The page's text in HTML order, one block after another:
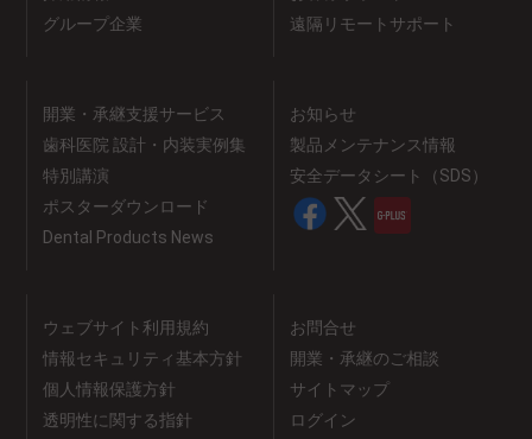
グループ企業
遠隔リモートサポート
開業・承継支援サービス
歯科医院 設計・内装実例集
特別講演
ポスターダウンロード
Dental Products News
お知らせ
製品メンテナンス情報
安全データシート（SDS）
ウェブサイト利用規約
情報セキュリティ基本方針
個人情報保護方針
透明性に関する指針
お問合せ
開業・承継のご相談
サイトマップ
ログイン